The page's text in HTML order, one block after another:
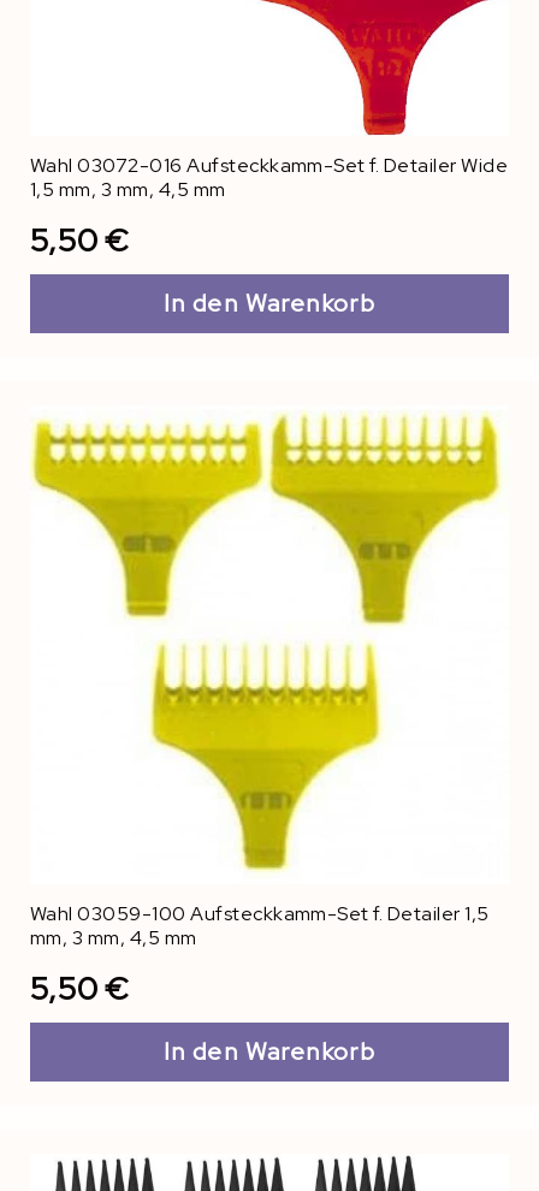
Wahl 03072-016 Aufsteckkamm-Set f. Detailer Wide
1,5 mm, 3 mm, 4,5 mm
5,50 €
In den Warenkorb
Wahl 03059-100 Aufsteckkamm-Set f. Detailer 1,5
mm, 3 mm, 4,5 mm
5,50 €
In den Warenkorb